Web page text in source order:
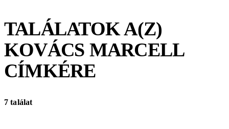
TALÁLATOK A(Z)
KOVÁCS MARCELL
CÍMKÉRE
7 találat